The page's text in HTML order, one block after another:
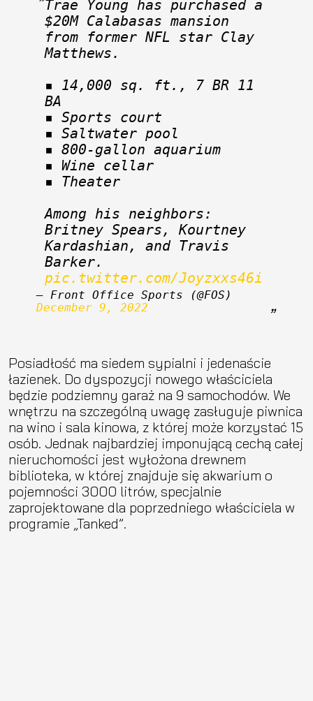
Trae Young has purchased a
$20M Calabasas mansion
from former NFL star Clay
Matthews.
▪️ 14,000 sq. ft., 7 BR 11
BA
▪️ Sports court
▪️ Saltwater pool
▪️ 800-gallon aquarium
▪️ Wine cellar
▪️ Theater
Among his neighbors:
Britney Spears, Kourtney
Kardashian, and Travis
pic.twitter.com/Joyzxxs46i
December 9, 2022
Posiadłość ma siedem sypialni i jedenaście
łazienek. Do dyspozycji nowego właściciela
będzie podziemny garaż na 9 samochodów. We
wnętrzu na szczególną uwagę zasługuje piwnica
na wino i sala kinowa, z której może korzystać 15
osób. Jednak najbardziej imponującą cechą całej
nieruchomości jest wyłożona drewnem
biblioteka, w której znajduje się akwarium o
pojemności 3000 litrów, specjalnie
zaprojektowane dla poprzedniego właściciela w
programie „Tanked”.